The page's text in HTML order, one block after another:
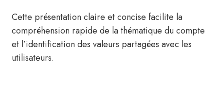
Cette présentation claire et concise facilite la
compréhension rapide de la thématique du compte
et l’identification des valeurs partagées avec les
utilisateurs.